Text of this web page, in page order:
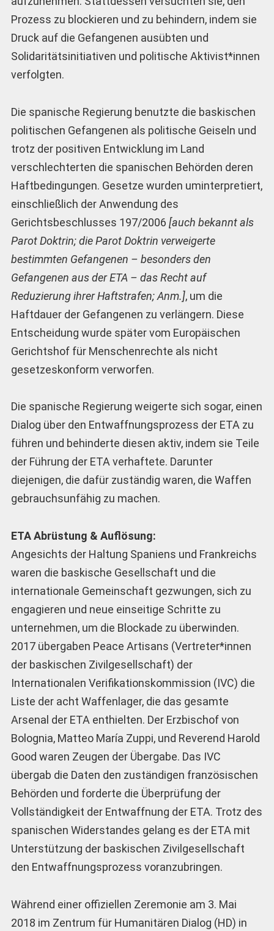
Prozess zu blockieren und zu behindern, indem sie
Druck auf die Gefangenen ausübten und
Solidaritätsinitiativen und politische Aktivist*innen
verfolgten.
Die spanische Regierung benutzte die baskischen
politischen Gefangenen als politische Geiseln und
trotz der positiven Entwicklung im Land
verschlechterten die spanischen Behörden deren
Haftbedingungen. Gesetze wurden uminterpretiert,
einschließlich der Anwendung des
Gerichtsbeschlusses 197/2006 [auch bekannt als
Parot Doktrin; die Parot Doktrin verweigerte
bestimmten Gefangenen – besonders den
Gefangenen aus der ETA – das Recht auf
Reduzierung ihrer Haftstrafen; Anm.], um die
Haftdauer der Gefangenen zu verlängern. Diese
Entscheidung wurde später vom Europäischen
Gerichtshof für Menschenrechte als nicht
gesetzeskonform verworfen.
Die spanische Regierung weigerte sich sogar, einen
Dialog über den Entwaffnungsprozess der ETA zu
führen und behinderte diesen aktiv, indem sie Teile
der Führung der ETA verhaftete. Darunter
diejenigen, die dafür zuständig waren, die Waffen
gebrauchsunfähig zu machen.
ETA Abrüstung & Auflösung:
Angesichts der Haltung Spaniens und Frankreichs
waren die baskische Gesellschaft und die
internationale Gemeinschaft gezwungen, sich zu
engagieren und neue einseitige Schritte zu
unternehmen, um die Blockade zu überwinden.
2017 übergaben Peace Artisans (Vertreter*innen
der baskischen Zivilgesellschaft) der
Internationalen Verifikationskommission (IVC) die
Liste der acht Waffenlager, die das gesamte
Arsenal der ETA enthielten. Der Erzbischof von
Bolognia, Matteo María Zuppi, und Reverend Harold
Good waren Zeugen der Übergabe. Das IVC
übergab die Daten den zuständigen französischen
Behörden und forderte die Überprüfung der
Vollständigkeit der Entwaffnung der ETA. Trotz des
spanischen Widerstandes gelang es der ETA mit
Unterstützung der baskischen Zivilgesellschaft
den Entwaffnungsprozess voranzubringen.
Während einer offiziellen Zeremonie am 3. Mai
2018 im Zentrum für Humanitären Dialog (HD) in